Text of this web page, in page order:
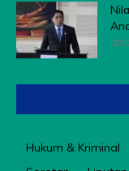
08/
Hukum & Kriminal